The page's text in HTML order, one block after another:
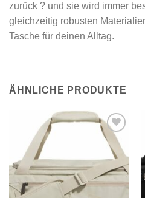
zurück ? und sie wird immer
gleichzeitig robusten
Tasche für deinen Alltag.
ÄHNLICHE PRODUKTE
Add to
wishlist